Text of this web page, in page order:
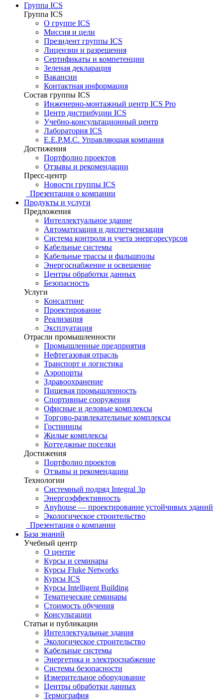
Группа ICS
Группа ICS
О группе ICS
Миссия и цели
Президент группы ICS
Лицензии и разрешения
Сертификаты и компетенции
Зеленая декларация
Вакансии
Контактная информация
Состав группы ICS
Инженерно-монтажный центр ICS Pro
Центр дистрибуции ICS
Учебно-консультационный центр
Лаборатория ICS
E.E.P.M.C. Управляющая компания
Достижения
Портфолио проектов
Отзывы и рекомендации
Пресс-центр
Новости группы ICS
Презентация о компании
Продукты и услуги
Предложения
Интеллектуальное здание
Автоматизация и диспетчеризация
Система контроля и учета энергоресурсов
Кабельные системы
Кабельные трассы и фальшполы
Энергоснабжение и освещение
Центры обработки данных
Безопасность
Услуги
Консалтинг
Проектирование
Реализация
Эксплуатация
Отрасли промышленности
Промышленные предприятия
Нефтегазовая отрасль
Транспорт и логистика
Аэропорты
Здравоохранение
Пищевая промышленность
Спортивные сооружения
Офисные и деловые комплексы
Торгово-развлекательные комплексы
Гостиницы
Жилые комплексы
Коттеджные поселки
Достижения
Портфолио проектов
Отзывы и рекомендации
Технологии
Системный подряд Integral 3p
Энергоэффективность
Anyhouse — проектирование устойчивых зданий
Экологическое строительство
Презентация о компании
База знаний
Учебный центр
О центре
Курсы и семинары
Курсы Fluke Networks
Курсы ICS
Курсы Intelligent Building
Тематические семинары
Стоимость обучения
Консультации
Статьи и публикации
Интеллектуальные здания
Экологическое строительство
Кабельные системы
Энергетика и электроснабжение
Системы безопасности
Измерительное оборудование
Центры обработки данных
Термография